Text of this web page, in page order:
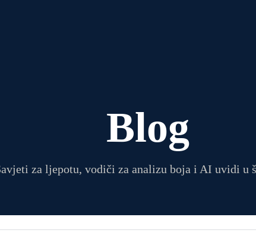
Blog
za ljepotu, vodiči za analizu boja i AI uvidi u